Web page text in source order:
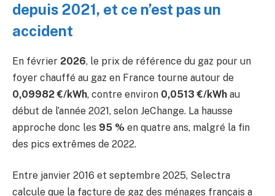
depuis 2021, et ce n’est pas un
accident
En février 2026, le prix de référence du gaz pour un
foyer chauffé au gaz en France tourne autour de
0,09982 €/kWh, contre environ 0,0513 €/kWh au
début de l’année 2021, selon JeChange. La hausse
approche donc les 95 % en quatre ans, malgré la fin
des pics extrêmes de 2022.
Entre janvier 2016 et septembre 2025, Selectra
calcule que la facture de gaz des ménages français a